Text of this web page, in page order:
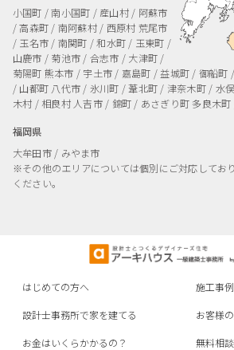
小国町 / 南小国町 / 産山村 / 阿蘇市
/ 高森町 / 南阿蘇村 / 西原村 荒尾市
/ 玉名市 / 南関町 / 和水町 / 玉東町 /
山鹿市 / 菊池市 / 合志市 / 大津町 /
菊陽町 熊本市 / 宇土市 / 嘉島町 / 益城町 / 御船町
/ 山都町 八代市 / 氷川町 / 葦北町 / 津奈木町 / 水
木村 / 相良村人吉市 / 錦町 / あさぎり町 多良木
福岡県
大牟田市 / みやま市
※その他のエリアについては個別にご対応してお
ください。
はじめての方へ
設計士事務所で家を建てる
お金はいくらかかるの？
施工事例
お客様
無料相